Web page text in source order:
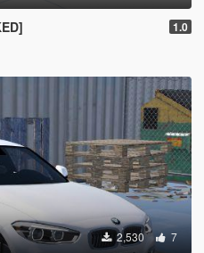
1.0
2,530 7